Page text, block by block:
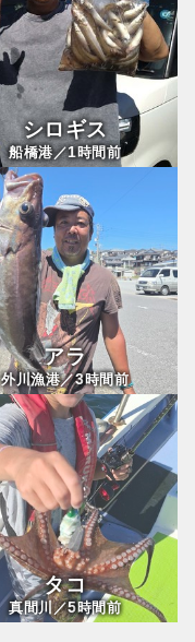
シロギス
船橋港／1時間前
アラ
外川漁港／3時間前
タコ
真間川／5時間前